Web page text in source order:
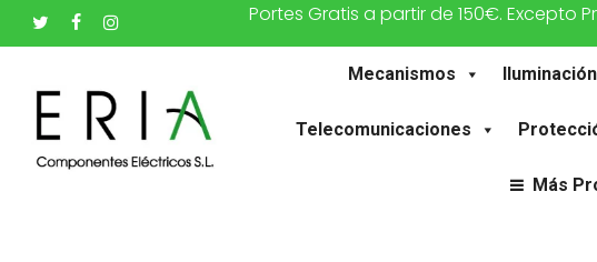
Saltar
al
contenido
principal
twitter facebookinstagram Portes Gratis a partir de 150€. Excepto
Mecanismos Iluminación
Telecomunicaciones
Más